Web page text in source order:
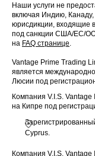
Наши услуги не
включая Индию,
юрисдикции, входящие
под санкции США/ЕС/
на FAQ странице.
Vantage Prime Trading
является
Люсии под
Компания V.I.S.
на Кипре под
Cyprus.
Компания V.I.S. Vantage